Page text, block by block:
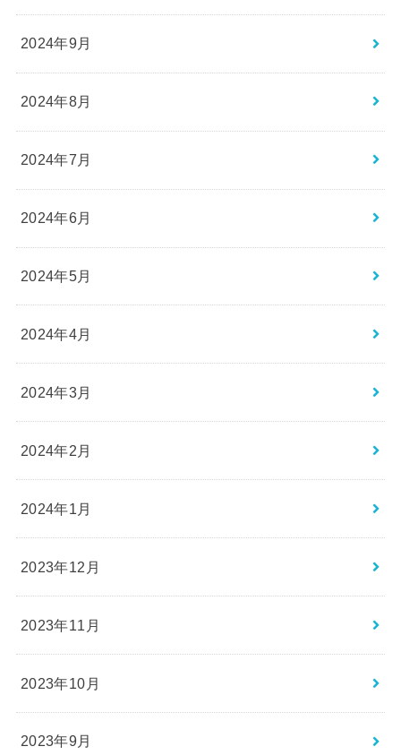
2024年9月
2024年8月
2024年7月
2024年6月
2024年5月
2024年4月
2024年3月
2024年2月
2024年1月
2023年12月
2023年11月
2023年10月
2023年9月